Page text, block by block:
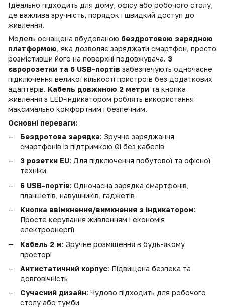
Ідеально підходить для дому, офісу або робочого столу,
де важлива зручність, порядок і швидкий доступ до
живлення.
Модель оснащена вбудованою бездротовою зарядною
платформою, яка дозволяє заряджати смартфон, просто
розмістивши його на поверхні подовжувача. 3
євророзетки та 6 USB-портів забезпечують одночасне
підключення великої кількості пристроїв без додаткових
адаптерів. Кабель довжиною 2 метри та кнопка
живлення з LED-індикатором роблять використання
максимально комфортним і безпечним.
Основні переваги:
Бездротова зарядка: Зручне заряджання
смартфонів із підтримкою Qi без кабелів
3 розетки EU: Для підключення побутової та офісної
техніки
6 USB-портів: Одночасна зарядка смартфонів,
планшетів, навушників, гаджетів
Кнопка ввімкнення/вимкнення з індикатором:
Просте керування живленням і економія
електроенергії
Кабель 2 м: Зручне розміщення в будь-якому
просторі
Антистатичний корпус: Підвищена безпека та
довговічність
Сучасний дизайн: Чудово підходить для робочого
столу або тумби